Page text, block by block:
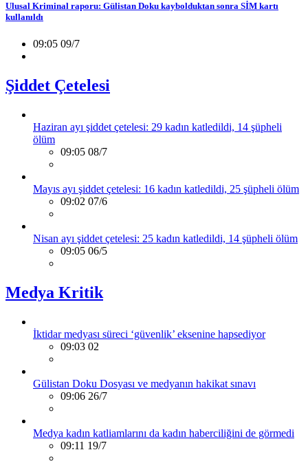
Ulusal Kriminal raporu: Gülistan Doku kaybolduktan sonra SİM kartı
kullanıldı
09:05 09/7
Şiddet Çetelesi
Haziran ayı şiddet çetelesi: 29 kadın katledildi, 14 şüpheli
ölüm
09:05 08/7
Mayıs ayı şiddet çetelesi: 16 kadın katledildi, 25 şüpheli ölüm
09:02 07/6
Nisan ayı şiddet çetelesi: 25 kadın katledildi, 14 şüpheli ölüm
09:05 06/5
Medya Kritik
İktidar medyası süreci ‘güvenlik’ eksenine hapsediyor
09:03 02
Gülistan Doku Dosyası ve medyanın hakikat sınavı
09:06 26/7
Medya kadın katliamlarını da kadın haberciliğini de görmedi
09:11 19/7